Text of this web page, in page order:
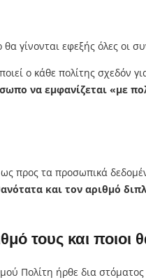
θα γίνονται εφεξής όλες οι
ο κάθε πολίτης σχεδόν
να εμφανίζεται «με
προς τα προσωπικά
και τον αριθμό
τους και ποιοι
Πολίτη ήρθε δια